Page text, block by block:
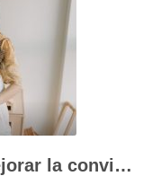
¿De qué forma puede mejorar la convivencia la terapia familiar?